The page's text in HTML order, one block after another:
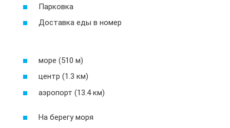
Парковка
Доставка еды в номер
море (510 м)
центр (1.3 км)
аэропорт (13.4 км)
На берегу моря